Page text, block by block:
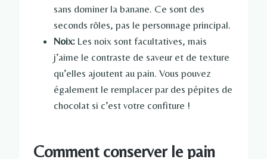
sans dominer la banane. Ce sont des
seconds rôles, pas le personnage principal.
Noix:Les noix sont facultatives, mais
j’aime le contraste de saveur et de texture
qu’elles ajoutent au pain. Vous pouvez
également le remplacer par des pépites de
chocolat si c’est votre confiture !
Comment conserver le pain